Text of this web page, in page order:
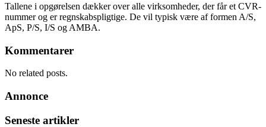
Tallene i opgørelsen dækker over alle virksomheder, der får et CVR-
nummer og er regnskabspligtige. De vil typisk være af formen A/S,
ApS, P/S, I/S og AMBA.
Kommentarer
No related posts.
Annonce
Seneste artikler